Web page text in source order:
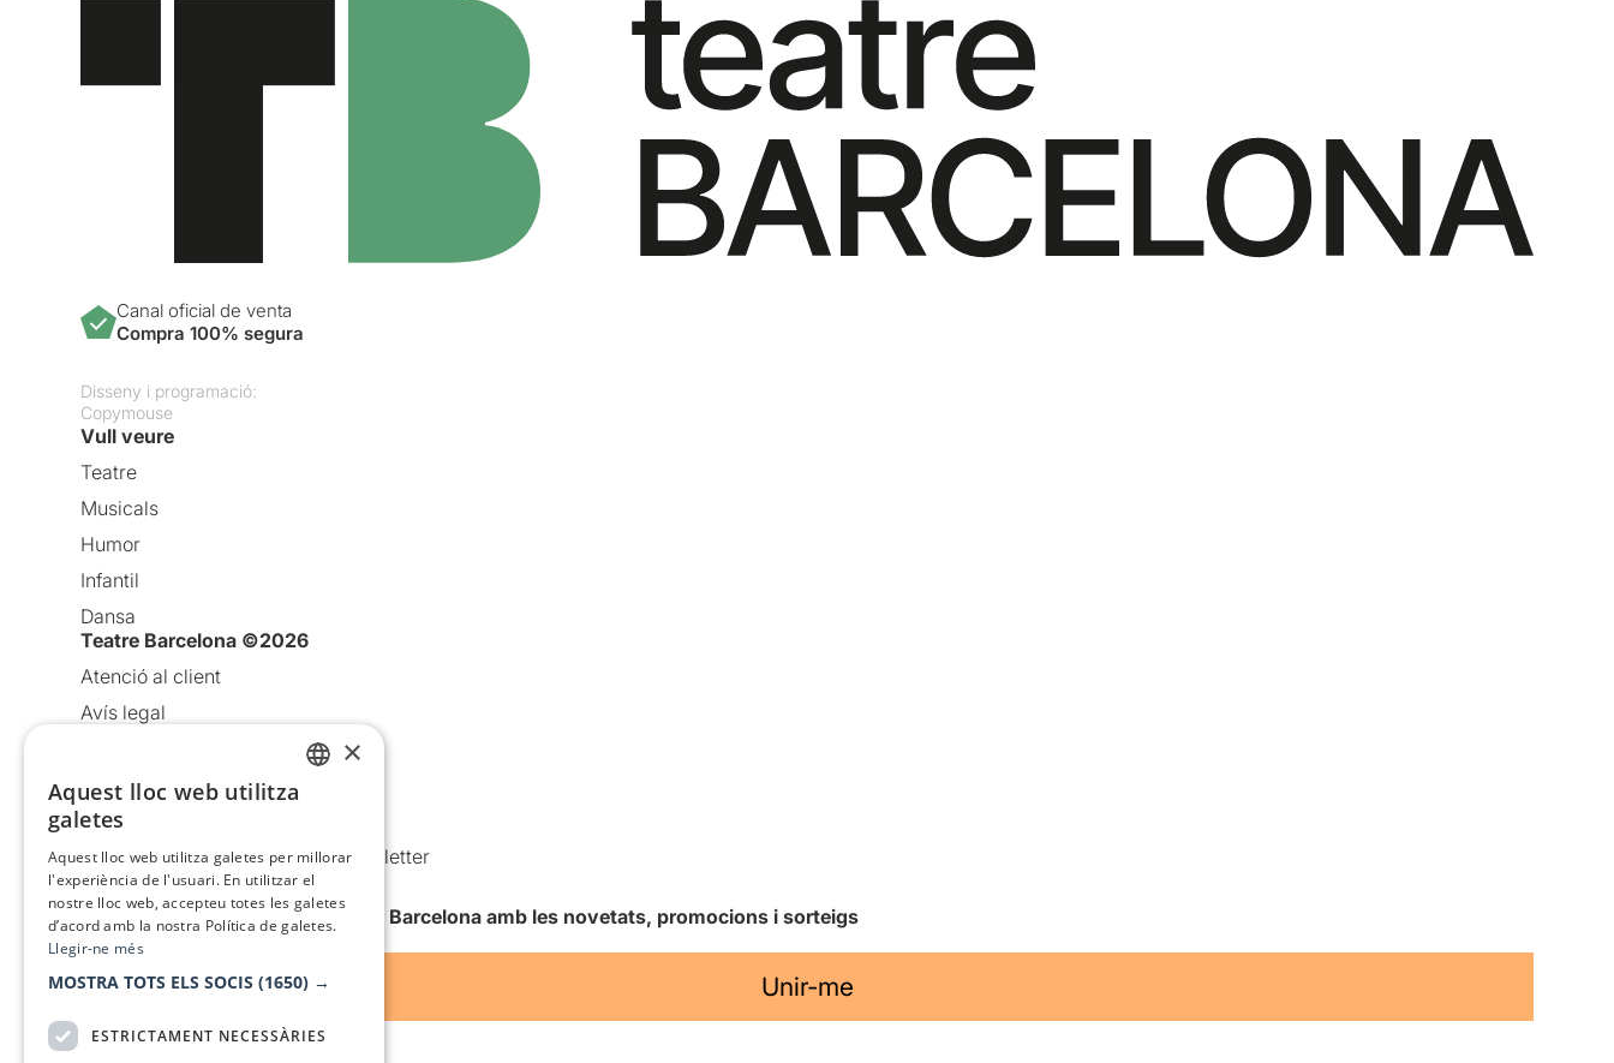
Canal oficial de venta
Compra 100% segura
Disseny i programació:
Copymouse
Vull veure
Teatre
Musicals
Humor
Infantil
Dansa
Teatre Barcelona ©2026
Atenció al client
Avís legal
Política de cookies
Condicions d’ús
Comunicacions comercials i Newsletter
Anuncia’t
Vull rebre la newsletter de Teatre Barcelona amb les novetats, promocions i sorteigs
Unir-me
×
Aquest lloc web utilitza
galetes
Aquest lloc web utilitza galetes per millorar
l'experiència de l'usuari. En utilitzar el
nostre lloc web, accepteu totes les galetes
d’acord amb la nostra Política de galetes.
Llegir-ne més
MOSTRA TOTS ELS SOCIS (1650) →
ESTRICTAMENT NECESSÀRIES